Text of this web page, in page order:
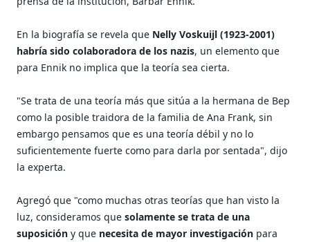
En la biografía se revela que Nelly Voskuijl (1923-2001)
habría sido colaboradora de los nazis, un elemento que
para Ennik no implica que la teoría sea cierta.
"Se trata de una teoría más que sitúa a la hermana de Bep
como la posible traidora de la familia de Ana Frank, sin
embargo pensamos que es una teoría débil y no lo
suficientemente fuerte como para darla por sentada", dijo
la experta.
Agregó que "como muchas otras teorías que han visto la
luz, consideramos quesolamente se trata de una
suposición y que necesita de mayor investigación para